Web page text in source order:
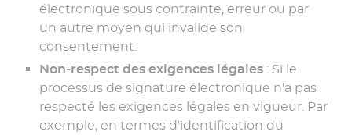
électronique sous contrainte, erreur ou par
un autre moyen qui invalide son
consentement.
Non-respect des exigences légales : Si le
processus de signature électronique n'a pas
respecté les exigences légales en vigueur. Par
exemple, en termes d'identification du